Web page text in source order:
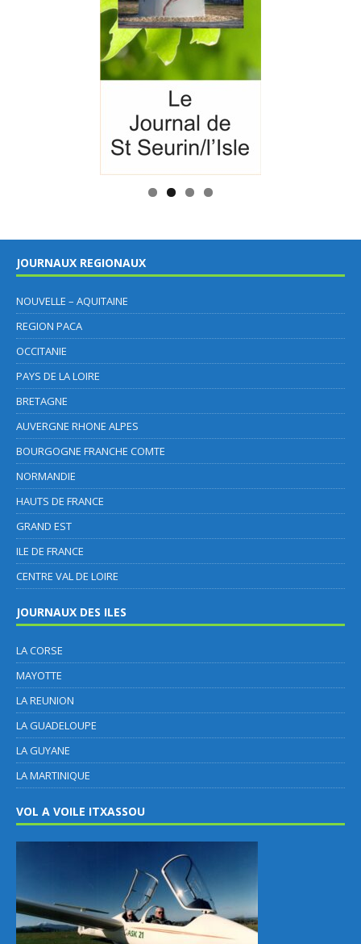
JOURNAUX REGIONAUX
NOUVELLE – AQUITAINE
REGION PACA
OCCITANIE
PAYS DE LA LOIRE
BRETAGNE
AUVERGNE RHONE ALPES
BOURGOGNE FRANCHE COMTE
NORMANDIE
HAUTS DE FRANCE
GRAND EST
ILE DE FRANCE
CENTRE VAL DE LOIRE
JOURNAUX DES ILES
LA CORSE
MAYOTTE
LA REUNION
LA GUADELOUPE
LA GUYANE
LA MARTINIQUE
VOL A VOILE ITXASSOU